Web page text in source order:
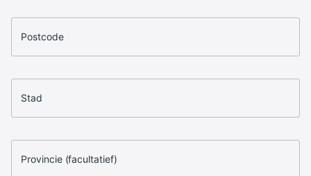
Postcode
Stad
Provincie (facultatief)